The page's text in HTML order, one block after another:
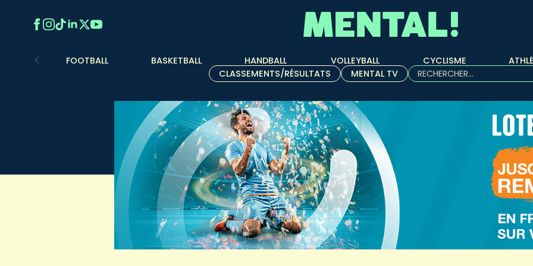
FOOTBALL BASKETBALL HANDBALL VOLLEYBALL CYCLISME
CLASSEMENTS/RÉSULTATS
MENTAL TV
Rechercher :